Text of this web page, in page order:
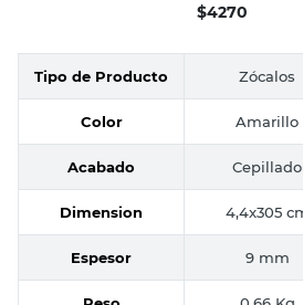
$4270
Tipo de Producto Zócalos
Color Amarillo
Acabado Cepillado
Dimension 4,4x305
Espesor 9 mm